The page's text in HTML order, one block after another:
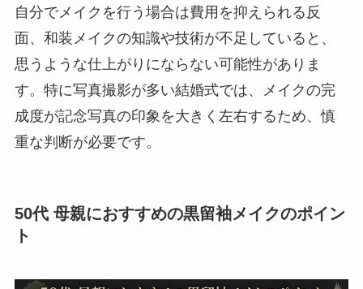
自分でメイクを行う場合は費用を抑えられる反
面、和装メイクの知識や技術が不足していると、
思うような仕上がりにならない可能性がありま
す。特に写真撮影が多い結婚式では、メイクの完
成度が記念写真の印象を大きく左右するため、慎
重な判断が必要です。
50代 母親におすすめの黒留袖メイクのポイン
ト